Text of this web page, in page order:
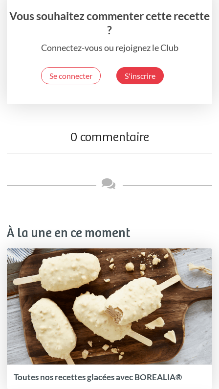
Vous souhaitez commenter cette recette
?
Connectez-vous ou rejoignez le Club
Se connecter S'inscrire
0 commentaire
À la une en ce moment
Toutes nos recettes glacées avec BOREALIA®